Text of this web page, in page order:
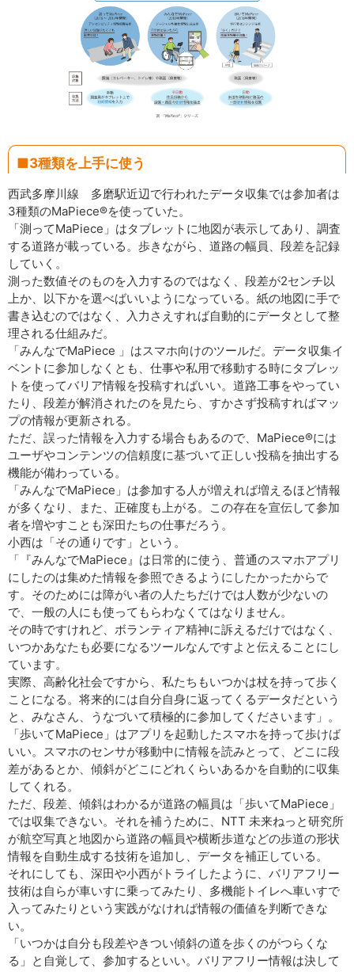
■3種類を上手に使う
西武多摩川線 多磨駅近辺で行われたデータ収集では参加者は
3種類のMaPiece®を使っていた。
「測ってMaPiece」はタブレットに地図が表示してあり、調査
する道路が載っている。歩きながら、道路の幅員、段差を記録
していく。
測った数値そのものを入力するのではなく、段差が2センチ以
上か、以下かを選べばいいようになっている。紙の地図に手で
書き込むのではなく、入力さえすれば自動的にデータとして整
理される仕組みだ。
「みんなでMaPiece 」はスマホ向けのツールだ。データ収集イ
ベントに参加しなくとも、仕事や私用で移動する時にタブレッ
トを使ってバリア情報を投稿すればいい。道路工事をやってい
たり、段差が解消されたのを見たら、すかさず投稿すればマッ
プの情報が更新される。
ただ、誤った情報を入力する場合もあるので、MaPiece®には
ユーザやコンテンツの信頼度に基づいて正しい投稿を抽出する
機能が備わっている。
「みんなでMaPiece」は参加する人が増えれば増えるほど情報
が多くなり、また、正確度も上がる。この存在を宣伝して参加
者を増やすことも深田たちの仕事だろう。
小西は「その通りです」という。
「『みんなでMaPiece』は日常的に使う、普通のスマホアプリ
にしたのは集めた情報を参照できるようにしたかったからで
す。そのためには障がい者の人たちだけでは人数が少ないの
で、一般の人にも使ってもらわなくてはなりません。
その時ですけれど、ボランティア精神に訴えるだけではなく、
いつかあなたも必要になるツールなんですよと伝えることにし
ています。
実際、高齢化社会ですから、私たちもいつかは杖を持って歩く
ことになる。将来的には自分自身に返ってくるデータだという
と、みなさん、うなづいて積極的に参加してくださいます」。
「歩いてMaPiece」はアプリを起動したスマホを持って歩けば
いい。スマホのセンサが移動中に情報を読みとって、どこに段
差があるとか、傾斜がどこにどれくらいあるかを自動的に収集
してくれる。
ただ、段差、傾斜はわかるが道路の幅員は「歩いてMaPiece」
では収集できない。それを補うために、NTT 未来ねっと研究所
が航空写真と地図から道路の幅員や横断歩道などの歩道の形状
情報を自動生成する技術を追加し、データを補正している。
それにしても、深田や小西がトライしたように、バリアフリー
技術は自らが車いすに乗ってみたり、多機能トイレへ車いすで
入ってみたりという実践がなければ情報の価値を判断できな
い。
「いつかは自分も段差やきつい傾斜の道を歩くのがつらくな
る」と自覚して、参加するといい。バリアフリー情報は決して